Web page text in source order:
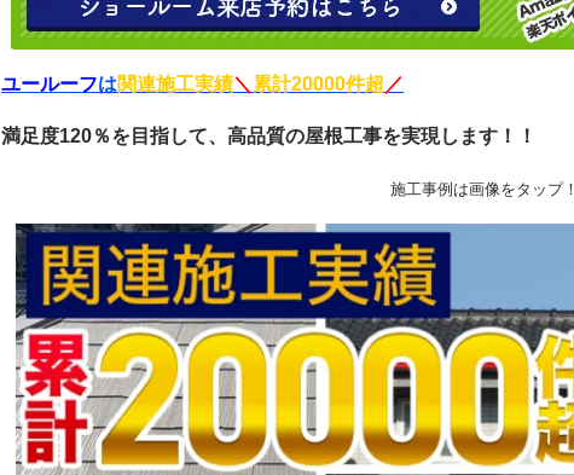
ユールーフは関連施工実績＼ 累計20000件超 ／
満足度120％を目指して、高品質の屋根工事を実現します！！
施工事例は画像をタップ